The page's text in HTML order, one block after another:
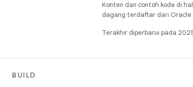
Konten dan contoh kode di
dagang terdaftar dari Oracle
Terakhir diperbarui pada
BUILD